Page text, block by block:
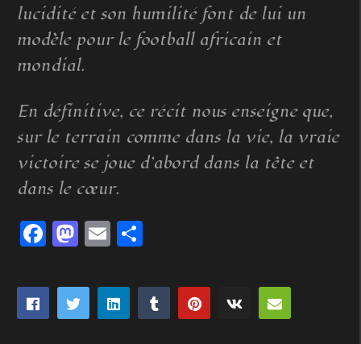
lucidité et son humilité font de lui un
modèle pour le football africain et
mondial.
En définitive, ce récit nous enseigne que,
sur le terrain comme dans la vie, la vraie
victoire se joue d’abord dans la tête et
dans le cœur.
Facebook
Mastodon
Email